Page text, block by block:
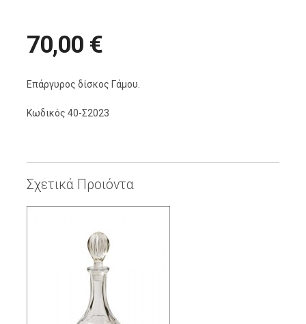
70,00 €
Επάργυρος δίσκος Γάμου.
Κωδικός 40-Σ2023
Σχετικά Προιόντα